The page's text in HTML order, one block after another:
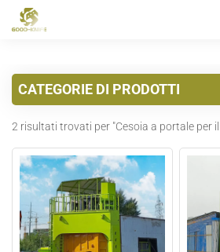
English
français
italiano
CATEGORIE DI PRODOTTI
2 risultati trovati per "Cesoia a portale per